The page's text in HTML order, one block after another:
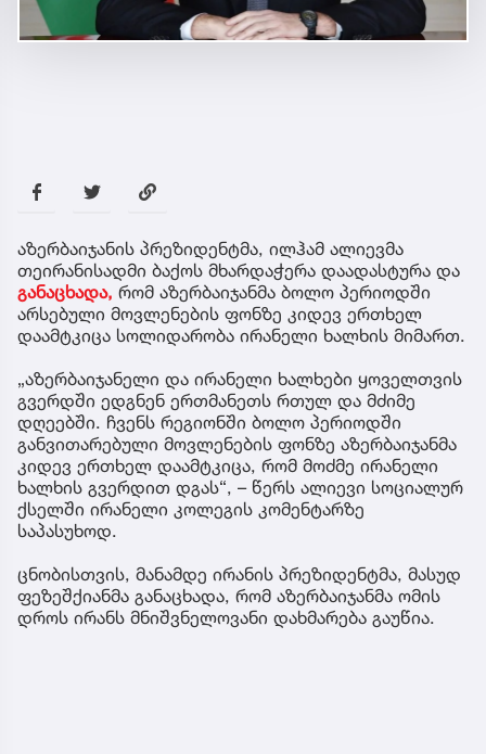
აზერბაიჯანის პრეზიდენტმა, ილჰამ ალიევმა
თეირანისადმი ბაქოს მხარდაჭერა დაადასტურა და
განაცხადა, რომ აზერბაიჯანმა ბოლო პერიოდში
არსებული მოვლენების ფონზე კიდევ ერთხელ
დაამტკიცა სოლიდარობა ირანელი ხალხის მიმართ.
„აზერბაიჯანელი და ირანელი ხალხები ყოველთვის
გვერდში ედგნენ ერთმანეთს რთულ და მძიმე
დღეებში. ჩვენს რეგიონში ბოლო პერიოდში
განვითარებული მოვლენების ფონზე აზერბაიჯანმა
კიდევ ერთხელ დაამტკიცა, რომ მოძმე ირანელი
ხალხის გვერდით დგას“, – წერს ალიევი სოციალურ
ქსელში ირანელი კოლეგის კომენტარზე
საპასუხოდ.
ცნობისთვის, მანამდე ირანის პრეზიდენტმა, მასუდ
ფეზეშქიანმა განაცხადა, რომ აზერბაიჯანმა ომის
დროს ირანს მნიშვნელოვანი დახმარება გაუწია.